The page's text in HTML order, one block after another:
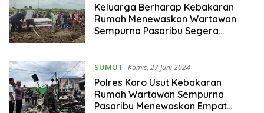
Keluarga Berharap Kebakaran
Rumah Menewaskan Wartawan
Sempurna Pasaribu Segera
SUMUT Kamis, 27 Juni 2024
Polres Karo Usut Kebakaran
Rumah Wartawan Sempurna
Pasaribu Menewaskan Empat